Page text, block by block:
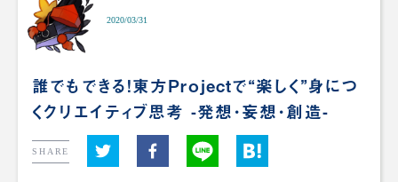
2020/03/31
誰でもできる！東方Projectで“楽しく”身につ
くクリエイティブ思考 -発想･妄想･創造-
SHARE